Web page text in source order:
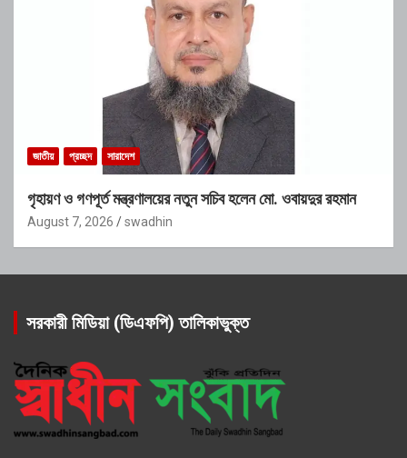
জাতীয় প্রচ্ছদ সারাদেশ
গৃহায়ণ ও গণপূর্ত মন্ত্রণালয়ের নতুন সচিব হলেন মো. ওবায়দুর রহমান
August 7, 2026 swadhin
সরকারী মিডিয়া (ডিএফপি) তালিকাভুক্ত